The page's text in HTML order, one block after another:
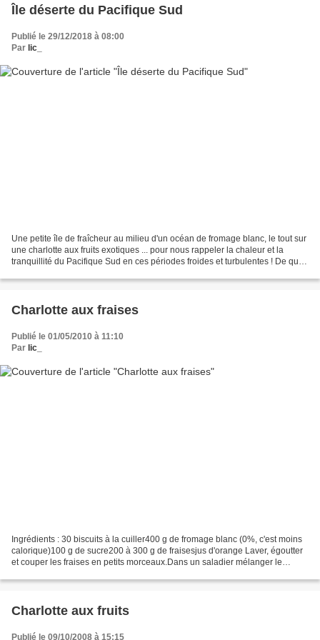
Île déserte du Pacifique Sud
Publié le 29/12/2018 à 08:00
Par lic_
Une petite île de fraîcheur au milieu d'un océan de fromage blanc, le tout sur
une charlotte aux fruits exotiques ... pour nous rappeler la chaleur et la
tranquillité du Pacifique Sud en ces périodes froides et turbulentes ! De quoi
Charlotte aux fraises
Publié le 01/05/2010 à 11:10
Par lic_
Ingrédients : 30 biscuits à la cuiller400 g de fromage blanc (0%, c'est moins
calorique)100 g de sucre200 à 300 g de fraisesjus d'orange Laver, égoutter
et couper les fraises en petits morceaux.Dans un saladier mélanger le
Charlotte aux fruits
Publié le 09/10/2008 à 15:15